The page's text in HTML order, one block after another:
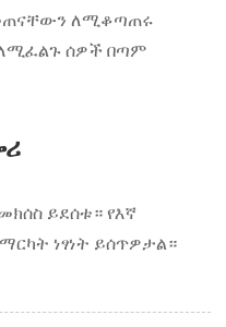
ለሚቆጣጠሩ
ሰዎች በጣም
ይደሰቱ። የእኛ
ነፃነት ይሰጥዎታል።